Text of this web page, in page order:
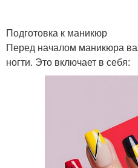
Подготовка к маникюр
Перед началом маникюра
ногти. Это включает в себя: